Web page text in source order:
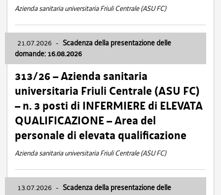
Azienda sanitaria universitaria Friuli Centrale (ASU FC)
21.07.2026 - Scadenza della presentazione delle
domande: 16.08.2026
313/26 – Azienda sanitaria
universitaria Friuli Centrale (ASU FC)
– n. 3 posti di INFERMIERE di ELEVATA
QUALIFICAZIONE – Area del
personale di elevata qualificazione
Azienda sanitaria universitaria Friuli Centrale (ASU FC)
13.07.2026 - Scadenza della presentazione delle